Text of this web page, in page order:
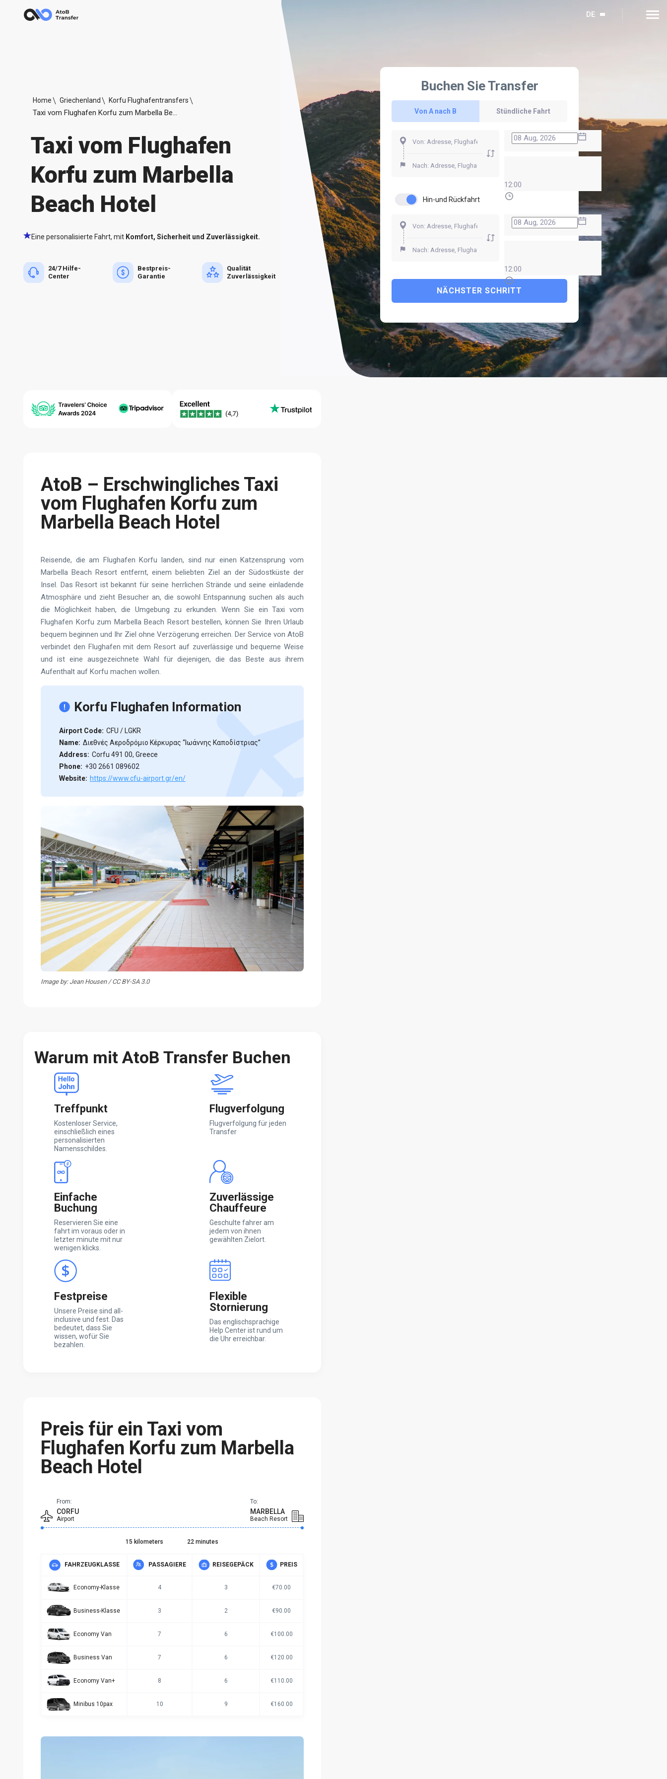
DE
Home Griechenland Korfu Flughafentransfers
Taxi vom Flughafen Korfu zum Marbella Beach Hotel
Taxi vom Flughafen
Korfu zum Marbella
Beach Hotel
Eine personalisierte Fahrt, mit Komfort, Sicherheit und Zuverlässigkeit.
24/7 Hilfe-
Center
Bestpreis-
Garantie
Qualität
Zuverlässigkeit
Buchen Sie Transfer
Von A nach B Stündliche Fahrt
12:00
Hin-und Rückfahrt
12:00
NÄCHSTER SCHRITT
AtoB – Erschwingliches Taxi
vom Flughafen Korfu zum
Marbella Beach Hotel
Reisende, die am Flughafen Korfu landen, sind nur einen Katzensprung vom
Marbella Beach Resort entfernt, einem beliebten Ziel an der Südostküste der
Insel. Das Resort ist bekannt für seine herrlichen Strände und seine einladende
Atmosphäre und zieht Besucher an, die sowohl Entspannung suchen als auch
die Möglichkeit haben, die Umgebung zu erkunden. Wenn Sie ein Taxi vom
Flughafen Korfu zum Marbella Beach Resort bestellen, können Sie Ihren Urlaub
bequem beginnen und Ihr Ziel ohne Verzögerung erreichen. Der Service von AtoB
verbindet den Flughafen mit dem Resort auf zuverlässige und bequeme Weise
und ist eine ausgezeichnete Wahl für diejenigen, die das Beste aus ihrem
Aufenthalt auf Korfu machen wollen.
Korfu Flughafen Information
Airport Code: CFU / LGKR
Name: Διεθνές Αεροδρόμιο Κέρκυρας “Ιωάννης Καποδίστριας”
Address: Corfu 491 00, Greece
Phone: +30 2661 089602
Website: https://www.cfu-airport.gr/en/
Image by: Jean Housen / CC BY-SA 3.0
Warum mit AtoB Transfer Buchen
Treffpunkt
Kostenloser Service,
einschließlich eines
personalisierten
Namensschildes.
Flugverfolgung
Flugverfolgung für jeden
Transfer
Einfache
Buchung
Reservieren Sie eine
fahrt im voraus oder in
letzter minute mit nur
wenigen klicks.
Zuverlässige
Chauffeure
Geschulte fahrer am
jedem von ihnen
gewählten Zielort.
Festpreise
Unsere Preise sind all-
inclusive und fest. Das
bedeutet, dass Sie
wissen, wofür Sie
bezahlen.
Flexible
Stornierung
Das englischsprachige
Help Center ist rund um
die Uhr erreichbar.
Preis für ein Taxi vom
Flughafen Korfu zum Marbella
Beach Hotel
From:
CORFU
Airport
To:
MARBELLA
Beach Resort
15 kilometers 22 minutes
FAHRZEUGKLASSE PASSAGIERE REISEGEPÄCK PREIS
Economy-Klasse 4 3 €70.00
Business-Klasse 3 2 €90.00
Economy Van 7 6 €100.00
Business Van 7 6 €120.00
Economy Van+ 8 6 €110.00
Minibus 10pax 10 9 €160.00